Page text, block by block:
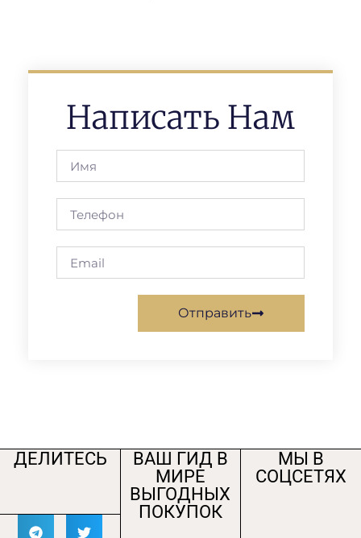
Написать Нам
Отправить
ДЕЛИТЕСЬ
ВАШ ГИД В
МИРЕ
ВЫГОДНЫХ
ПОКУПОК
МЫ В
СОЦСЕТЯХ